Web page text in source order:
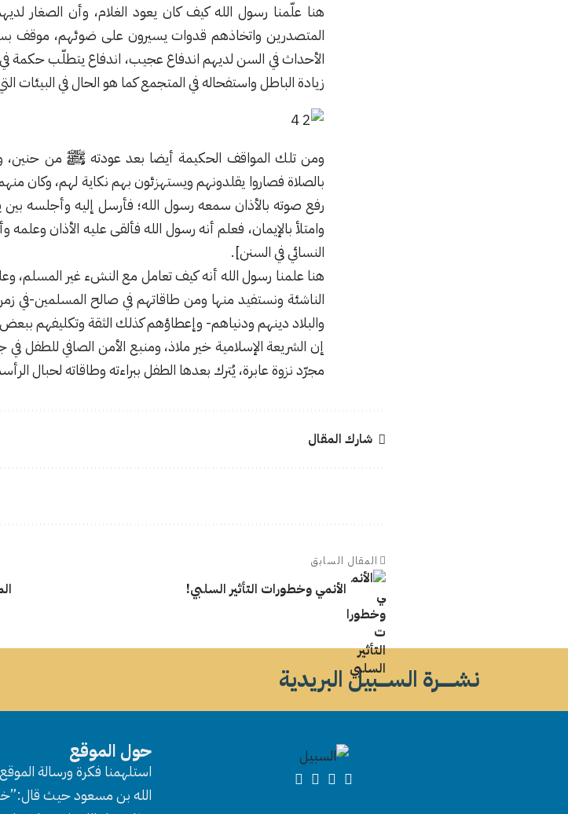
هنا علّمنا رسول الله كيف كان يعود الغلام، وأن الصغار
المتصدرين واتخاذهم قدوات يسيرون على ضوئهم، موقف
اﻷحداث في السن لديهم اندفاع عجيب، اندفاع يتطلّب حكمة في
زيادة الباطل واستفحاله في المتجمع كما هو الحال في البيئات
ومن تلك المواقف الحكيمة أيضا بعد عودته ﷺ من
بالصلاة فصاروا يقلدونهم ويستهزئون بهم نكاية لهم، وكان
رفع صوته بالأذان سمعه رسول الله؛ فأرسل إليه وأجلسه بين
وامتلأ باﻹيمان، فعلم أنه رسول الله فألقى عليه الأذان
النسائي في السنن].
هنا علمنا رسول الله أنه كيف تعامل مع النشء غير المسلم،
الناشئة ونستفيد منها ومن طاقاتهم في صالح المسلمين-في
والبلاد دينهم ودنياهم- وإعطاؤهم كذلك الثقة وتكليفهم
إن الشريعة الإسلامية خير ملاذ، ومنبع الأمن الصافي
مجرّد نزوة عابرة، يُترك بعدها الطفل ببراءته وطاقاته لحبال
شارك المقال
المقال السابق
الأنمي وخطورات التأثير السلبي!
نشــــــرة الســــبيل البريدية
حول الموقع
استلهمنا فكرة ورسالة
الله بن مسعود حيث